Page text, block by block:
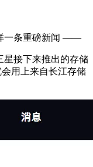
一条重磅新闻 ——
星接下来推出的存储
用上来自长江存储